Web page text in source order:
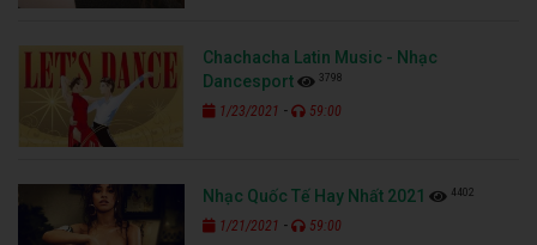
Chachacha Latin Music - Nhạc
Dancesport
3798
1/23/2021 - 59:00
Nhạc Quốc Tế Hay Nhất 2021 4402
1/21/2021 - 59:00